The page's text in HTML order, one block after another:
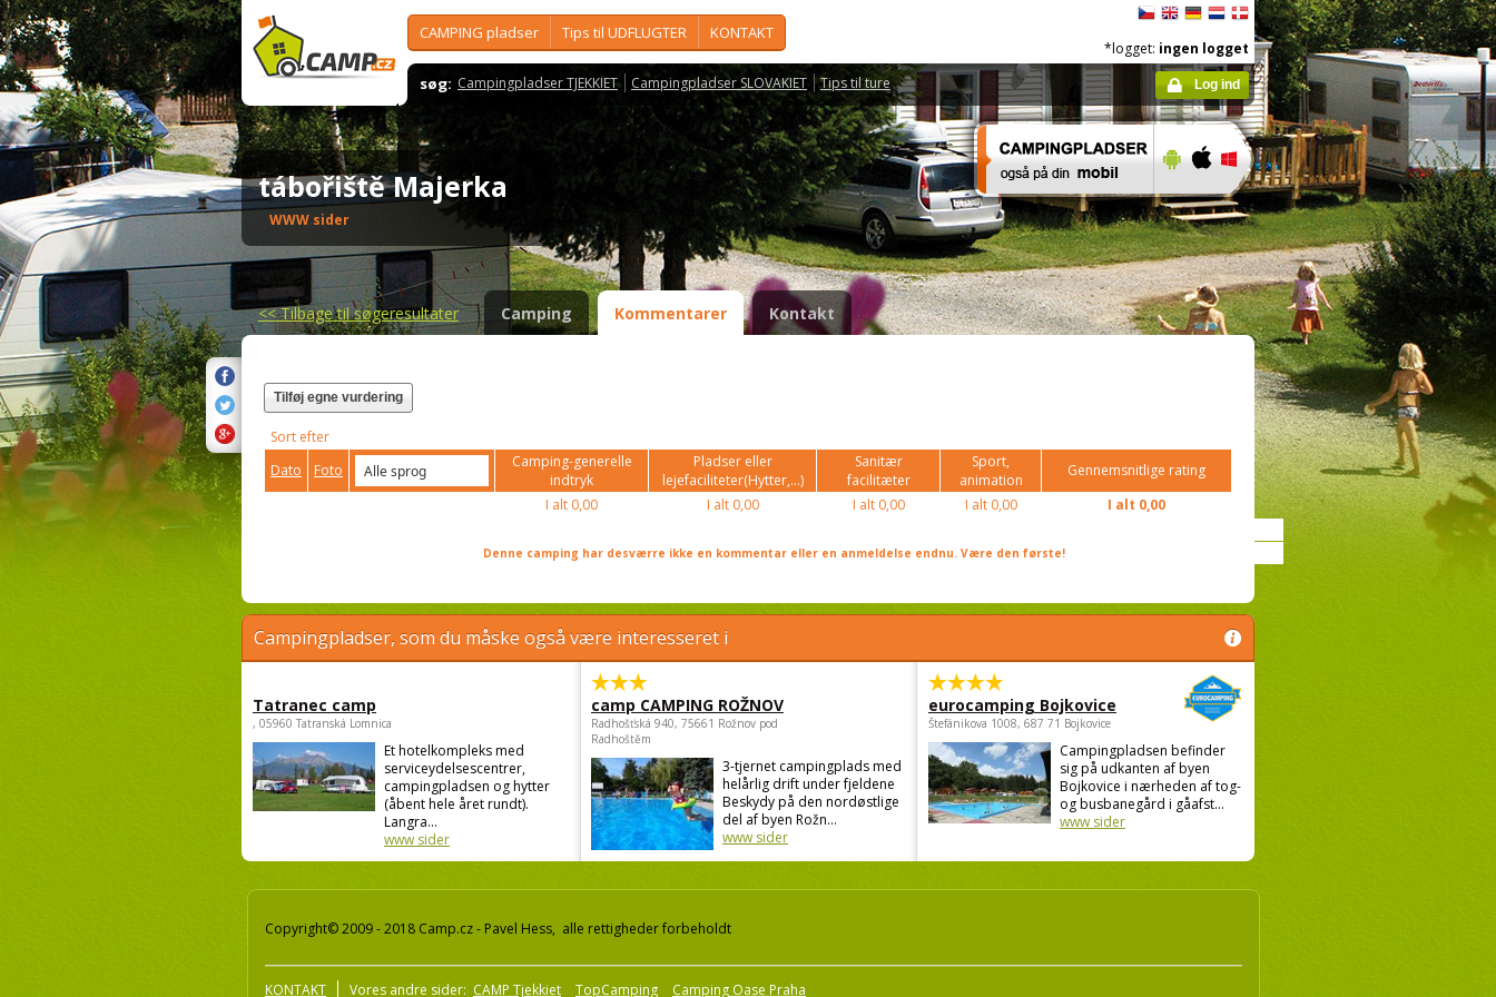
CAMPING pladser Tips til UDFLUGTER KONTAKT
søg: Campingpladser TJEKKIET Campingpladser SLOVAKIET Tips til ture
*logget: ingen logget
Log ind
tábořiště Majerka
WWW sider
<<Tilbage til søgeresultater Camping Kommentarer Kontakt
Tilføj egne vurdering
Sort efter
Dato
Foto
Camping-generelle
indtryk
Pladser eller
lejefaciliteter(Hytter,...)
Sanitær
facilitæter
Sport,
animation
Gennemsnitlige rating
I alt 0,00 I alt0,00 I alt0,00 I alt0,00 I alt 0,00
Denne camping har desværre ikke en kommentar eller en anmeldelse endnu. Være den første!
Campingpladser, som du måske også være interesseret i
Tatranec camp
, 05960 Tatranská Lomnica
Et hotelkompleks med
serviceydelsescentrer,
campingpladsen og hytter
(åbent hele året rundt).
Langra...
www sider
camp CAMPING ROŽNOV
Radhošťská 940, 75661 Rožnov pod
Radhoštěm
3-tjernet campingplads med
helårlig drift under fjeldene
Beskydy på den nordøstlige
del af byen Rožn...
www sider
eurocamping Bojkovice
Štefánikova 1008, 687 71 Bojkovice
Campingpladsen befinder
sig på udkanten af byen
Bojkovice i nærheden af tog-
og busbanegård i gåafst...
www sider
Copyright© 2009 - 2018 Camp.cz - Pavel Hess, alle rettigheder forbeholdt
KONTAKT Vores andre sider: CAMP Tjekkiet TopCamping Camping Oase Praha